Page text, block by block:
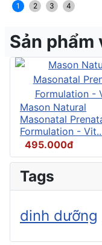
1 2 3 4
Sản phẩm
Mason Natural
Masonatal
Formulation -
495.000đ
Tags
dinh dưỡng